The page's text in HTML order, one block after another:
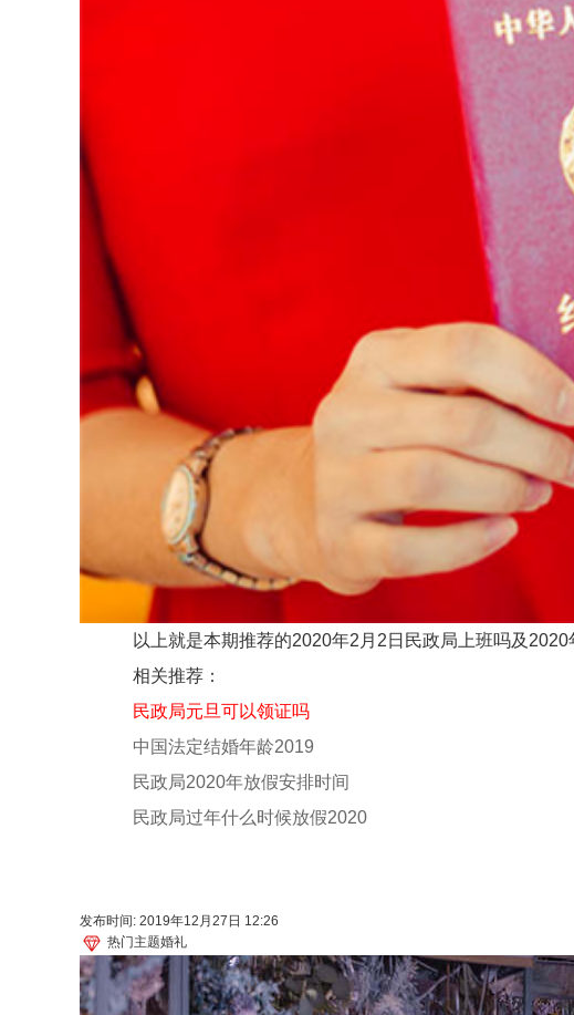
以上就是本期推荐的2020年2月2日民政局上班吗及2020
相关推荐：
民政局元旦可以领证吗
中国法定结婚年龄2019
民政局2020年放假安排时间
民政局过年什么时候放假2020
发布时间: 2019年12月27日 12:26
热门主题婚礼